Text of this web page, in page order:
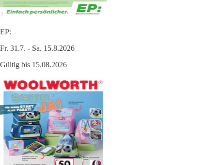
EP:
Fr. 31.7. - Sa. 15.8.2026
Gültig bis 15.08.2026